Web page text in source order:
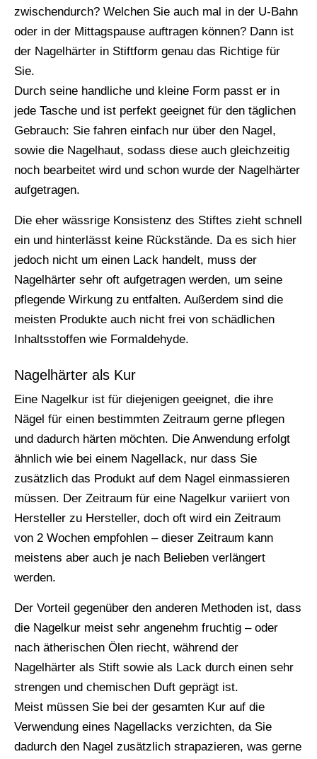
zwischendurch? Welchen Sie auch mal in der U-Bahn
oder in der Mittagspause auftragen können? Dann ist
der Nagelhärter in Stiftform genau das Richtige für
Sie.
Durch seine handliche und kleine Form passt er in
jede Tasche und ist perfekt geeignet für den täglichen
Gebrauch: Sie fahren einfach nur über den Nagel,
sowie die Nagelhaut, sodass diese auch gleichzeitig
noch bearbeitet wird und schon wurde der Nagelhärter
aufgetragen.
Die eher wässrige Konsistenz des Stiftes zieht schnell
ein und hinterlässt keine Rückstände. Da es sich hier
jedoch nicht um einen Lack handelt, muss der
Nagelhärter sehr oft aufgetragen werden, um seine
pflegende Wirkung zu entfalten. Außerdem sind die
meisten Produkte auch nicht frei von schädlichen
Inhaltsstoffen wie Formaldehyde.
Nagelhärter als Kur
Eine Nagelkur ist für diejenigen geeignet, die ihre
Nägel für einen bestimmten Zeitraum gerne pflegen
und dadurch härten möchten. Die Anwendung erfolgt
ähnlich wie bei einem Nagellack, nur dass Sie
zusätzlich das Produkt auf dem Nagel einmassieren
müssen. Der Zeitraum für eine Nagelkur variiert von
Hersteller zu Hersteller, doch oft wird ein Zeitraum
von 2 Wochen empfohlen – dieser Zeitraum kann
meistens aber auch je nach Belieben verlängert
werden.
Der Vorteil gegenüber den anderen Methoden ist, dass
die Nagelkur meist sehr angenehm fruchtig – oder
nach ätherischen Ölen riecht, während der
Nagelhärter als Stift sowie als Lack durch einen sehr
strengen und chemischen Duft geprägt ist.
Meist müssen Sie bei der gesamten Kur auf die
Verwendung eines Nagellacks verzichten, da Sie
dadurch den Nagel zusätzlich strapazieren, was gerne